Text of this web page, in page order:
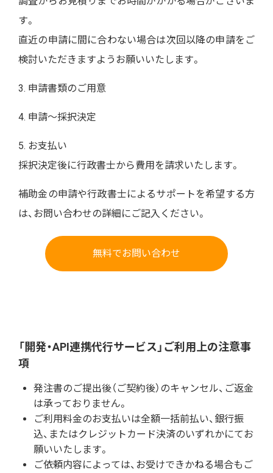
す。
直近の申請に間に合わない場合は次回以降の申請をご
検討いただきますようお願いいたします。
3. 申請書類のご用意
4. 申請〜採択決定
5. お支払い
採択決定後に行政書士から費用を請求いたします。
補助金の申請や行政書士によるサポートを希望する方
は、お問い合わせの詳細にご記入ください。
無料でお問い合わせ
「開発・API連携代行サービス」ご利用上の注意事
項
発注書のご提出後（ご契約後）のキャンセル、ご返金
は承っておりません。
ご利用料金のお支払いは全額一括前払い、銀行振
込、またはクレジットカード決済のいずれかにてお
願いいたします。
ご依頼内容によっては、お受けできかねる場合もご